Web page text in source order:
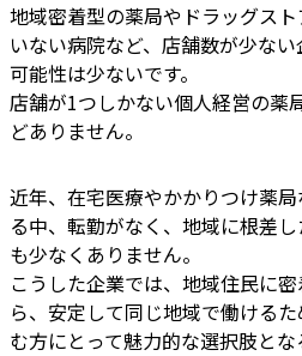
地域密着型の薬局やドラッグス
いない病院など、店舗数が少な
可能性は少ないです。
店舗が1つしかない個人経営の薬
どありません。
近年、在宅医療やかかりつけ薬
る中、転勤がなく、地域に根差
も少なくありません。
こうした企業では、地域住民に
ら、安定して同じ地域で働ける
む方にとって魅力的な選択肢とな